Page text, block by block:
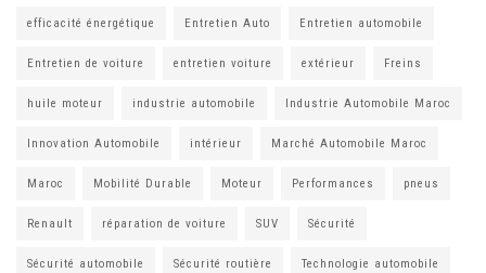
efficacité énergétique Entretien Auto Entretien automobile
Entretien de voiture entretien voiture extérieur Freins
huile moteur industrie automobile Industrie Automobile Maroc
Innovation Automobile intérieur Marché Automobile Maroc
Maroc Mobilité Durable Moteur Performances pneus
Renault réparation de voiture SUV Sécurité
Sécurité automobile Sécurité routière Technologie automobile